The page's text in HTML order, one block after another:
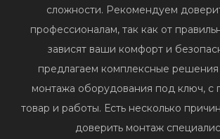
сложности. Рекомендуем
профессионалам, так как от
зависят ваши комфорт и
предлагаем комплексные решения
монтажа оборудования под ключ, с
товар и работы. Есть несколько
доверить монтаж